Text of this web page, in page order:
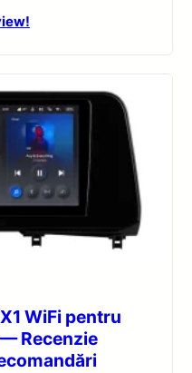
WiFi pentru
Recenzie